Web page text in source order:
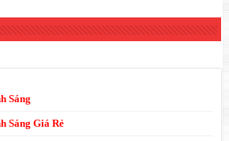
Sáng
Sáng Giá Rẻ